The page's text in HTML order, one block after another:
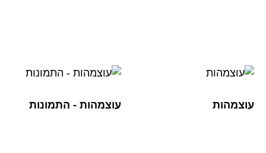
עוצמהות עוצמהות - התמונות